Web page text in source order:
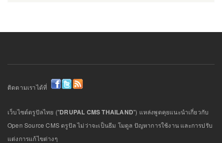
ติดตามเราได้ที่
เว็บไซต์ดรูปัลไทย ("DRUPAL CMS THAILAND") แหล่งพูดคุยแนะนำเกี่ยวกับ
Open Source CMS ดรูปัล ไม่ว่าจะเป็นธีม โมดูล ปัญหาการใช้งาน และการปรับ
แต่งการแก้ไขต่างๆ